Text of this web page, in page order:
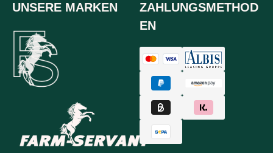
UNSERE MARKEN
ZAHLUNGSMETHOD
EN